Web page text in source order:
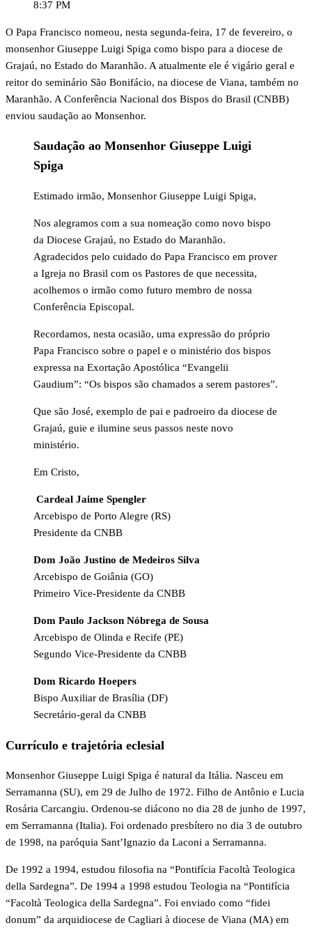
8:37 PM
O Papa Francisco nomeou, nesta segunda-feira, 17 de fevereiro, o
monsenhor Giuseppe Luigi Spiga como bispo para a diocese de
Grajaú, no Estado do Maranhão. A atualmente ele é vigário geral e
reitor do seminário São Bonifácio, na diocese de Viana, também no
Maranhão. A Conferência Nacional dos Bispos do Brasil (CNBB)
enviou saudação ao Monsenhor.
Saudação ao Monsenhor Giuseppe Luigi
Spiga
Estimado irmão, Monsenhor Giuseppe Luigi Spiga,
Nos alegramos com a sua nomeação como novo bispo
da Diocese Grajaú, no Estado do Maranhão.
Agradecidos pelo cuidado do Papa Francisco em prover
a Igreja no Brasil com os Pastores de que necessita,
acolhemos o irmão como futuro membro de nossa
Conferência Episcopal.
Recordamos, nesta ocasião, uma expressão do próprio
Papa Francisco sobre o papel e o ministério dos bispos
expressa na Exortação Apostólica “Evangelii
Gaudium”: “Os bispos são chamados a serem pastores”.
Que são José, exemplo de pai e padroeiro da diocese de
Grajaú, guie e ilumine seus passos neste novo
ministério.
Em Cristo,
Cardeal Jaime Spengler
Arcebispo de Porto Alegre (RS)
Presidente da CNBB
Dom João Justino de Medeiros Silva
Arcebispo de Goiânia (GO)
Primeiro Vice-Presidente da CNBB
Dom Paulo Jackson Nóbrega de Sousa
Arcebispo de Olinda e Recife (PE)
Segundo Vice-Presidente da CNBB
Dom Ricardo Hoepers
Bispo Auxiliar de Brasília (DF)
Secretário-geral da CNBB
Currículo e trajetória eclesial
Monsenhor Giuseppe Luigi Spiga é natural da Itália. Nasceu em
Serramanna (SU), em 29 de Julho de 1972. Filho de Antônio e Lucia
Rosária Carcangiu. Ordenou-se diácono no dia 28 de junho de 1997,
em Serramanna (Italia). Foi ordenado presbítero no dia 3 de outubro
de 1998, na paróquia Sant’Ignazio da Laconi a Serramanna.
De 1992 a 1994, estudou filosofia na “Pontifícia Facoltà Teologica
della Sardegna”. De 1994 a 1998 estudou Teologia na “Pontifícia
“Facoltà Teologica della Sardegna”. Foi enviado como “fidei
donum” da arquidiocese de Cagliari à diocese de Viana (MA) em